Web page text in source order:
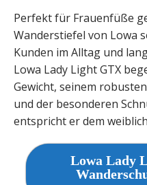
Perfekt für Frauenfüße
Wanderstiefel von Lowa
Kunden im Alltag und
Lowa Lady Light GTX
Gewicht, seinem
und der besonderen
entspricht er dem
Lowa Lady